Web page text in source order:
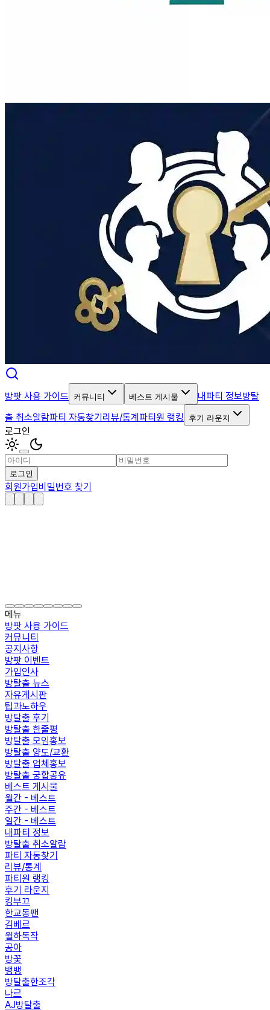
방팟 사용 가이드 커뮤니티 베스트 게시물 내파티 정보방탈
출 취소알람파티 자동찾기리뷰/통계파티원 랭킹 후기 라운지
로그인
로그인
회원가입비밀번호 찾기
메뉴
방팟 사용 가이드
커뮤니티
공지사항
방팟 이벤트
가입인사
방탈출 뉴스
자유게시판
팁과노하우
방탈출 후기
방탈출 한줄평
방탈출 모임홍보
방탈출 양도/교환
방탈출 업체홍보
방탈출 궁합공유
베스트 게시물
월간 - 베스트
주간 - 베스트
일간 - 베스트
내파티 정보
방탈출 취소알람
파티 자동찾기
리뷰/통계
파티원 랭킹
후기 라운지
킹부끄
한교동팬
김베르
월하독작
공아
방꽃
뱅뱅
방탈출한조각
나르
AJ방탈출